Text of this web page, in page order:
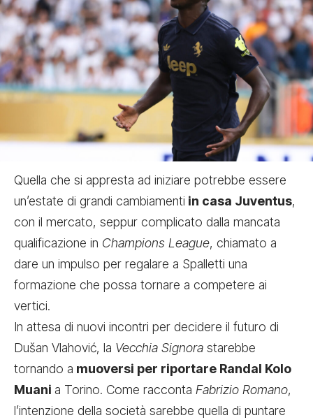
Quella che si appresta ad iniziare potrebbe essere
un’estate di grandi cambiamenti in casa Juventus,
con il mercato, seppur complicato dalla mancata
qualificazione in Champions League, chiamato a
dare un impulso per regalare a Spalletti una
formazione che possa tornare a competere ai
vertici.
In attesa di nuovi incontri per decidere il futuro di
Dušan Vlahović, la Vecchia Signora starebbe
tornando a muoversi per riportare Randal Kolo
Muani a Torino. Come racconta Fabrizio Romano,
l’intenzione della società sarebbe quella di puntare